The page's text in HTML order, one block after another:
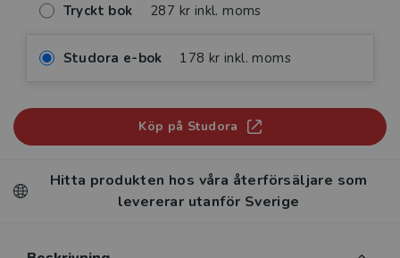
Tryckt bok 287 kr inkl. moms
Studora e-bok 178 kr inkl. moms
Köp på Studora
Hitta produkten hos våra återförsäljare som
levererar utanför Sverige